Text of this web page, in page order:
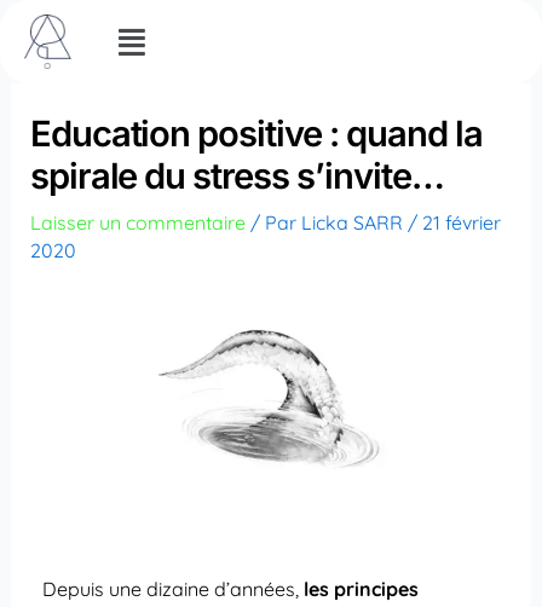
Aller
Menu
Education positive : quand la
spirale du stress s’invite…
Laisser un commentaire / Par Licka SARR / 21 février
2020
Depuis une dizaine d’années, les principes